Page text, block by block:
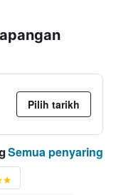
Pilih tarikh
Semua penyaring